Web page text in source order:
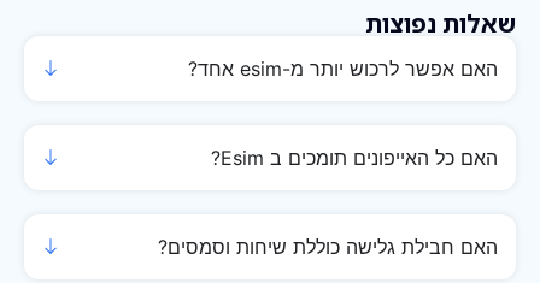
שאלות נפוצות
האם אפשר לרכוש יותר מ-esim אחד?
האם כל האייפונים תומכים ב Esim?
האם חבילת גלישה כוללת שיחות וסמסים?